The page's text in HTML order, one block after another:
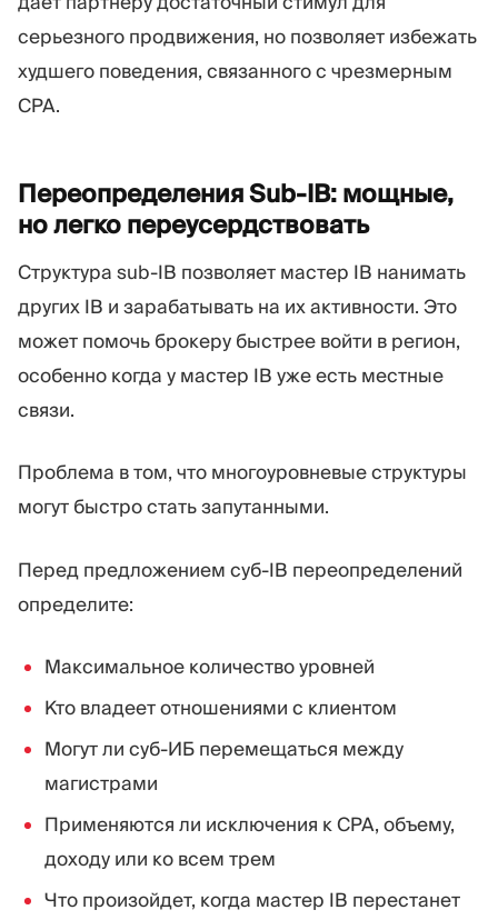
серьезного продвижения, но позволяет избежать
худшего поведения, связанного с чрезмерным
CPA.
Переопределения Sub-IB: мощные,
но легко переусердствовать
Структура sub-IB позволяет мастер IB нанимать
других IB и зарабатывать на их активности. Это
может помочь брокеру быстрее войти в регион,
особенно когда у мастер IB уже есть местные
связи.
Проблема в том, что многоуровневые структуры
могут быстро стать запутанными.
Перед предложением суб-IB переопределений
определите:
Максимальное количество уровней
Кто владеет отношениями с клиентом
Могут ли суб-ИБ перемещаться между
магистрами
Применяются ли исключения к CPA, объему,
доходу или ко всем трем
Что произойдет, когда мастер IB перестанет